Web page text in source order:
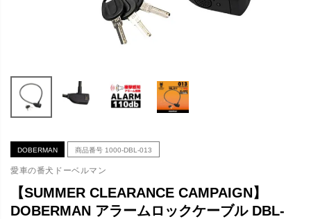
DOBERMAN 商品番号 1000-DBL-013
愛車の番犬ドーベルマン
【SUMMER CLEARANCE CAMPAIGN】
DOBERMAN アラームロックケーブル DBL-